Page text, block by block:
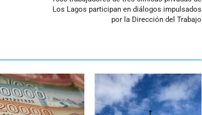
Los Lagos participan en diálogos impulsados
por la Dirección del Trabajo